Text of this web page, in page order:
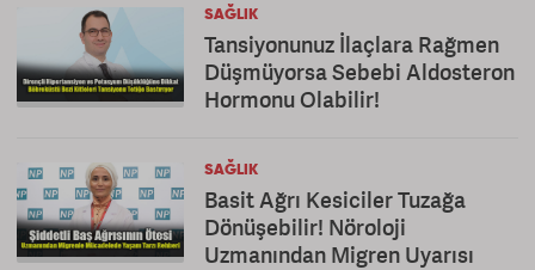
SAĞLIK
Tansiyonunuz İlaçlara Rağmen
Düşmüyorsa Sebebi Aldosteron
Hormonu Olabilir!
SAĞLIK
Basit Ağrı Kesiciler Tuzağa
Dönüşebilir! Nöroloji
Uzmanından Migren Uyarısı